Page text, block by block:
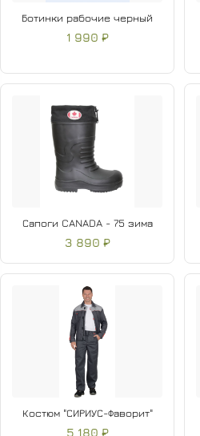
Ботинки рабочие черный
1 990 ₽
Сапоги CANADA - 75 зима
3 890 ₽
Костюм "СИРИУС-Фаворит"
5 180 ₽